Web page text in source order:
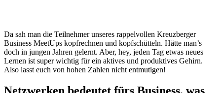
Da sah man die Teilnehmer unseres rappelvollen Kreuzberger
Business MeetUps kopfrechnen und kopfschütteln. Hätte man’s
doch in jungen Jahren gelernt. Aber, hey, jeden Tag etwas neues
Lernen ist super wichtig für ein aktives und produktives Gehirn.
Also lasst euch von hohen Zahlen nicht entmutigen!